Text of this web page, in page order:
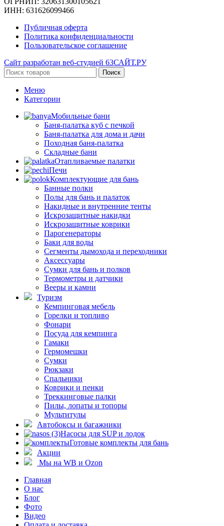
ИНН: 631626099466
Публичная оферта
Политика конфиденциальности
Пользовательское соглашение
Сайт разработан веб-студией 63САЙТ.РУ
Поиск
Меню
Категории
Мобильные бани
Баня-палатка куб с печкой
Баня-палатка для дома и дачи
Походная баня-палатка
Складные бани
Отапливаемые палатки
Печи
Комплектующие для бань
Банные полки
Полы для бань и палаток
Накидные и внутренние тенты
Искрозащитные накидки
Искрозащитные коврики
Парогенераторы
Баки для воды
Сегменты дымохода и переходники
Аксессуары
Сумки для бань и полков
Термометры и датчики
Вееры и камни
Туризм
Кемпинговая мебель
Горелки и топливо
Фонари
Посуда для кемпинга
Гамаки
Гермомешки
Сумки
Рюкзаки
Спальники
Коврики и пенки
Треккинговые палки
Пилы, лопаты и топоры
Мультитулы
Автобоксы и багажники
Насосы для SUP и лодок
Готовые комплекты для бань
Акции
Мы на WB и Ozon
Главная
О нас
Блог
Фото
Видео